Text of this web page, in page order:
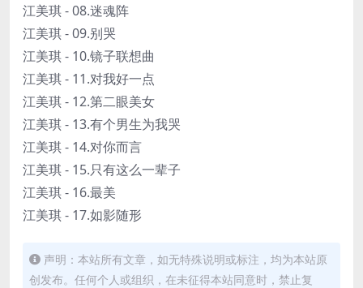
江美琪 - 08.迷魂阵
江美琪 - 09.别哭
江美琪 - 10.镜子联想曲
江美琪 - 11.对我好一点
江美琪 - 12.第二眼美女
江美琪 - 13.有个男生为我哭
江美琪 - 14.对你而言
江美琪 - 15.只有这么一辈子
江美琪 - 16.最美
江美琪 - 17.如影随形
声明：本站所有文章，如无特殊说明或标注，均为本站原
创发布。任何个人或组织，在未征得本站同意时，禁止复